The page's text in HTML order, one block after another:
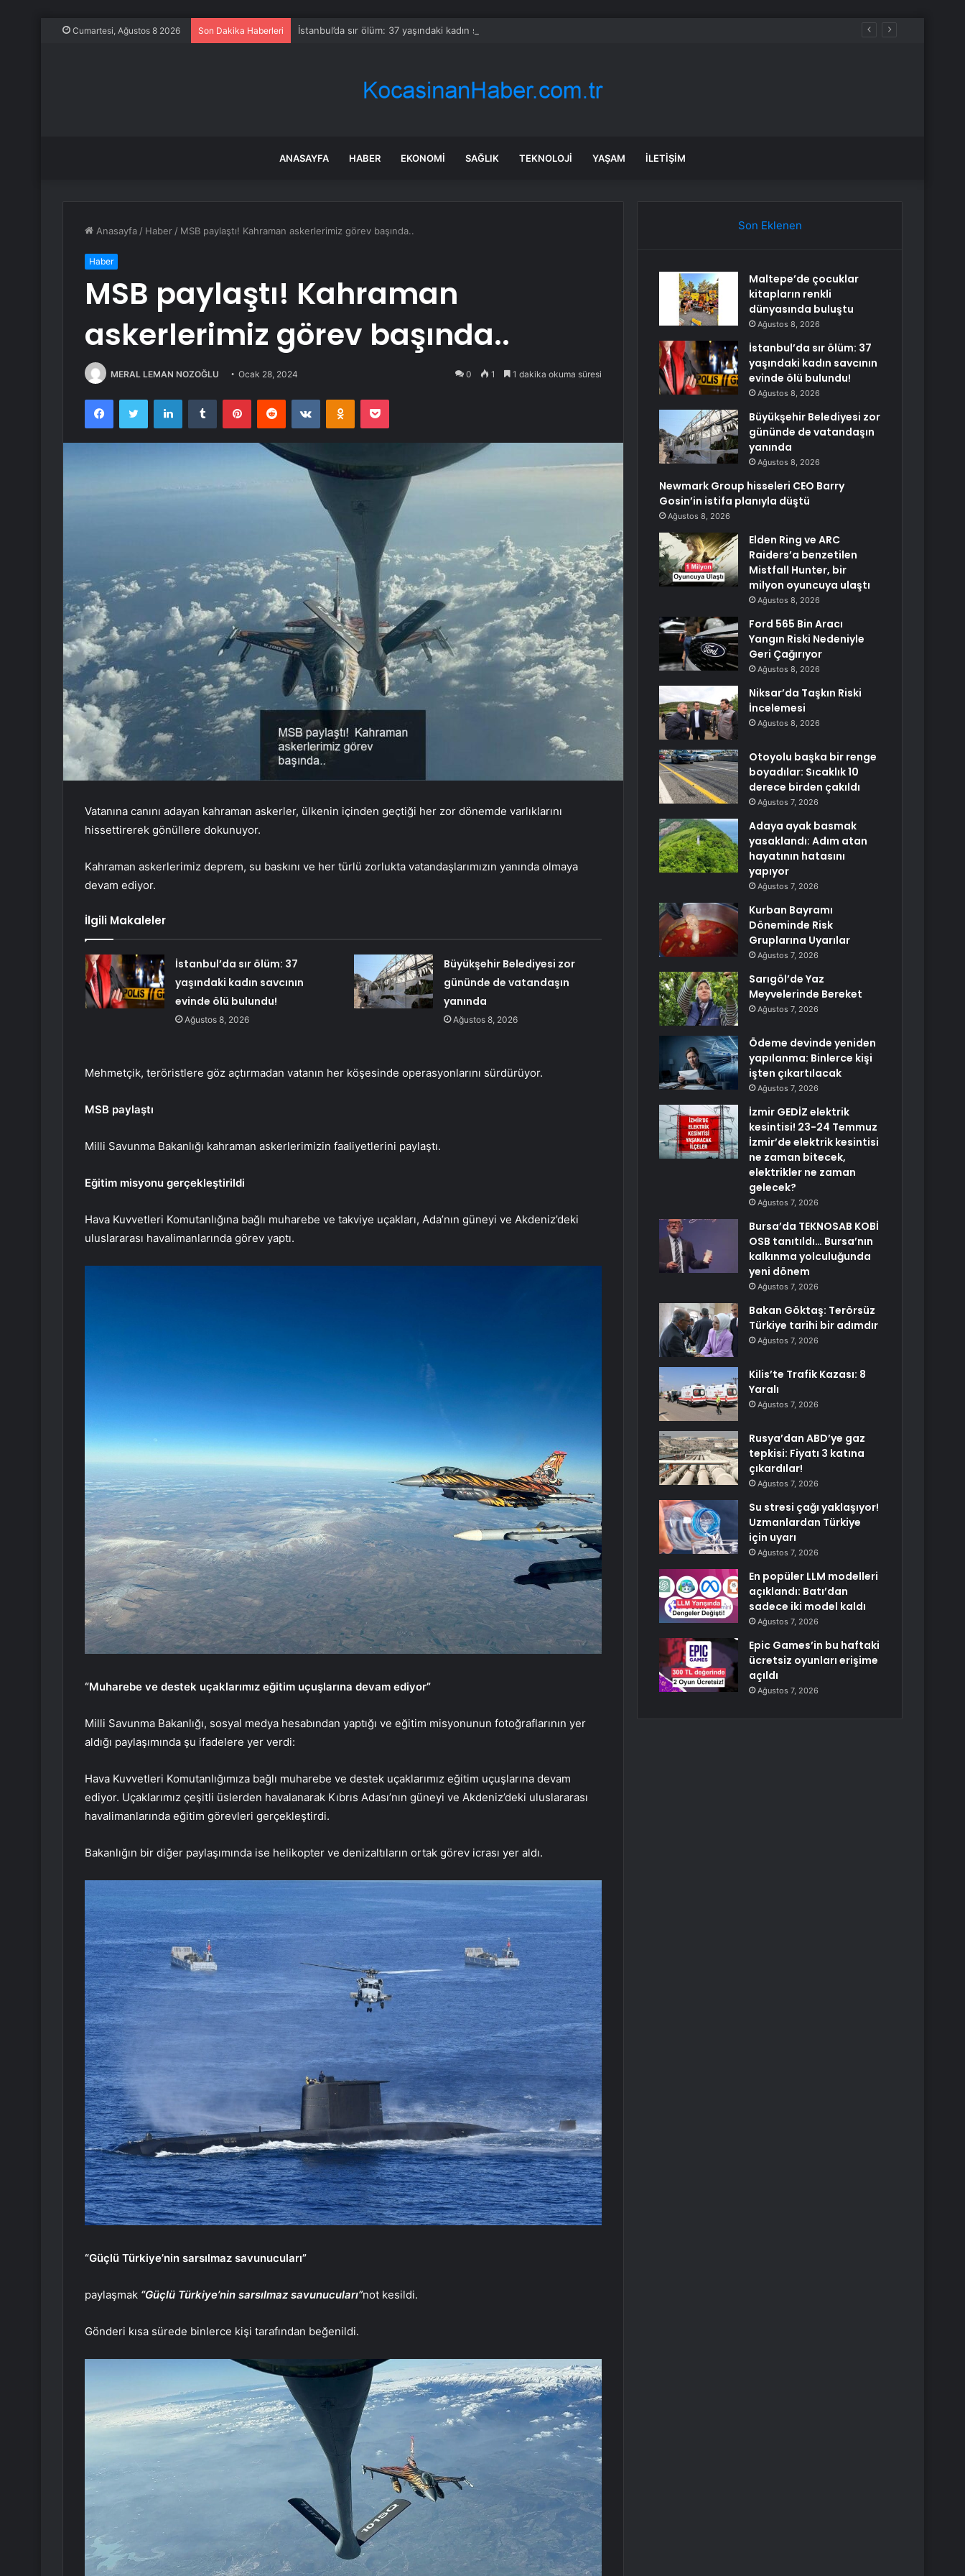
Cumartesi, Ağustos 8 2026 Son Dakika Haberleri İstanbul’da sır ölüm: 37 yaşındaki kadın savcının evinde ölü bulundu!
ANASAYFA HABER EKONOMI SAĞLIK TEKNOLOJI YAŞAM İLETIŞIM
Anasayfa / Haber / MSB paylaştı! Kahraman askerlerimiz görev başında..
Haber
MSB paylaştı! Kahraman
askerlerimiz görev başında..
MERAL LEMAN NOZOĞLU Ocak 28, 2024 0 1 1 dakika okuma süresi
FacebookTwitter LinkedInTumblr PinterestReddit VKontakteOdnoklassniki
Pocket
Vatanına canını adayan kahraman askerler, ülkenin içinden geçtiği her zor dönemde varlıklarını
hissettirerek gönüllere dokunuyor.
Kahraman askerlerimiz deprem, su baskını ve her türlü zorlukta vatandaşlarımızın yanında olmaya
devam ediyor.
İlgili Makaleler
İstanbul’da sır ölüm: 37
yaşındaki kadın savcının
evinde ölü bulundu!
Ağustos 8, 2026
Büyükşehir Belediyesi zor
gününde de vatandaşın
yanında
Ağustos 8, 2026
Mehmetçik, teröristlere göz açtırmadan vatanın her köşesinde operasyonlarını sürdürüyor.
MSB paylaştı
Milli Savunma Bakanlığı kahraman askerlerimizin faaliyetlerini paylaştı.
Eğitim misyonu gerçekleştirildi
Hava Kuvvetleri Komutanlığına bağlı muharebe ve takviye uçakları, Ada’nın güneyi ve Akdeniz’deki
uluslararası havalimanlarında görev yaptı.
“Muharebe ve destek uçaklarımız eğitim uçuşlarına devam ediyor”
Milli Savunma Bakanlığı, sosyal medya hesabından yaptığı ve eğitim misyonunun fotoğraflarının yer
aldığı paylaşımında şu ifadelere yer verdi:
Hava Kuvvetleri Komutanlığımıza bağlı muharebe ve destek uçaklarımız eğitim uçuşlarına devam
ediyor. Uçaklarımız çeşitli üslerden havalanarak Kıbrıs Adası’nın güneyi ve Akdeniz’deki uluslararası
havalimanlarında eğitim görevleri gerçekleştirdi.
Bakanlığın bir diğer paylaşımında ise helikopter ve denizaltıların ortak görev icrası yer aldı.
“Güçlü Türkiye’nin sarsılmaz savunucuları”
paylaşmak “Güçlü Türkiye’nin sarsılmaz savunucuları”not kesildi.
Gönderi kısa sürede binlerce kişi tarafından beğenildi.
Son Eklenen
Maltepe’de çocuklar
kitapların renkli
dünyasında buluştu
Ağustos 8, 2026
İstanbul’da sır ölüm: 37
yaşındaki kadın savcının
evinde ölü bulundu!
Ağustos 8, 2026
Büyükşehir Belediyesi zor
gününde de vatandaşın
yanında
Ağustos 8, 2026
Newmark Group hisseleri CEO Barry
Gosin’in istifa planıyla düştü
Ağustos 8, 2026
Elden Ring ve ARC
Raiders’a benzetilen
Mistfall Hunter, bir
milyon oyuncuya ulaştı
Ağustos 8, 2026
Ford 565 Bin Aracı
Yangın Riski Nedeniyle
Geri Çağırıyor
Ağustos 8, 2026
Niksar’da Taşkın Riski
İncelemesi
Ağustos 8, 2026
Otoyolu başka bir renge
boyadılar: Sıcaklık 10
derece birden çakıldı
Ağustos 7, 2026
Adaya ayak basmak
yasaklandı: Adım atan
hayatının hatasını
yapıyor
Ağustos 7, 2026
Kurban Bayramı
Döneminde Risk
Gruplarına Uyarılar
Ağustos 7, 2026
Sarıgöl’de Yaz
Meyvelerinde Bereket
Ağustos 7, 2026
Ödeme devinde yeniden
yapılanma: Binlerce kişi
işten çıkartılacak
Ağustos 7, 2026
İzmir GEDİZ elektrik
kesintisi! 23-24 Temmuz
İzmir’de elektrik kesintisi
ne zaman bitecek,
elektrikler ne zaman
gelecek?
Ağustos 7, 2026
Bursa’da TEKNOSAB KOBİ
OSB tanıtıldı… Bursa’nın
kalkınma yolculuğunda
yeni dönem
Ağustos 7, 2026
Bakan Göktaş: Terörsüz
Türkiye tarihi bir adımdır
Ağustos 7, 2026
Kilis’te Trafik Kazası: 8
Yaralı
Ağustos 7, 2026
Rusya’dan ABD’ye gaz
tepkisi: Fiyatı 3 katına
çıkardılar!
Ağustos 7, 2026
Su stresi çağı yaklaşıyor!
Uzmanlardan Türkiye
için uyarı
Ağustos 7, 2026
En popüler LLM modelleri
açıklandı: Batı’dan
sadece iki model kaldı
Ağustos 7, 2026
Epic Games’in bu haftaki
ücretsiz oyunları erişime
açıldı
Ağustos 7, 2026